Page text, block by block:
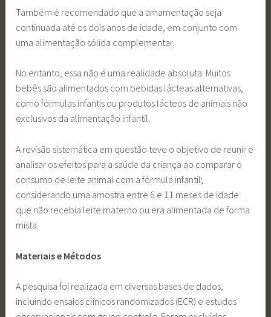
Também é recomendado que a amamentação seja
continuada até os dois anos de idade, em conjunto com
uma alimentação sólida complementar.
No entanto, essa não é uma realidade absoluta. Muitos
bebês são alimentados com bebidas lácteas alternativas,
como fórmulas infantis ou produtos lácteos de animais não
exclusivos da alimentação infantil.
A revisão sistemática em questão teve o objetivo de reunir e
analisar os efeitos para a saúde da criança ao comparar o
consumo de leite animal com a fórmula infantil;
considerando uma amostra entre 6 e 11 meses de idade
que não recebia leite materno ou era alimentada de forma
mista.
Materiais e Métodos
A pesquisa foi realizada em diversas bases de dados,
incluindo ensaios clínicos randomizados (ECR) e estudos